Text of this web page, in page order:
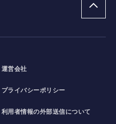
運営会社
プライバシーポリシー
利用者情報の外部送信について